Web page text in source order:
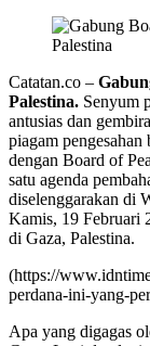
Catatan.co –
Palestina. Senyum
antusias dan
piagam pengesahan
dengan Board of
satu agenda
diselenggarakan di
Kamis, 19 Februari
di Gaza, Palestina.
(https://
perdana-ini-yang-
Apa yang digagas